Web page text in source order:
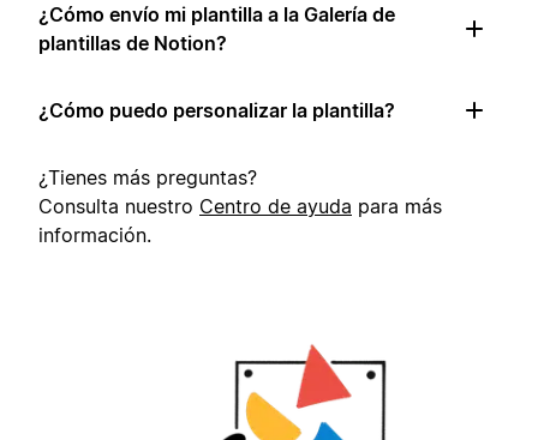
¿Cómo envío mi plantilla a la Galería de
plantillas de Notion?
¿Cómo puedo personalizar la plantilla?
¿Tienes más preguntas?
Consulta nuestro Centro de ayuda para más
información.